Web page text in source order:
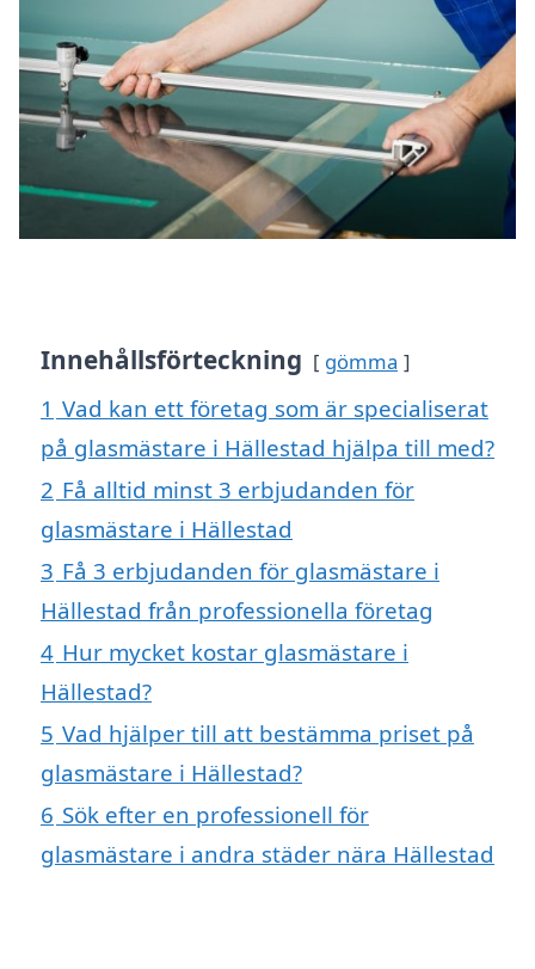
Innehållsförteckning gömma
1 Vad kan ett företag som är specialiserat
på glasmästare i Hällestad hjälpa till med?
2 Få alltid minst 3 erbjudanden för
glasmästare i Hällestad
3 Få 3 erbjudanden för glasmästare i
Hällestad från professionella företag
4 Hur mycket kostar glasmästare i
Hällestad?
5 Vad hjälper till att bestämma priset på
glasmästare i Hällestad?
6 Sök efter en professionell för
glasmästare i andra städer nära Hällestad